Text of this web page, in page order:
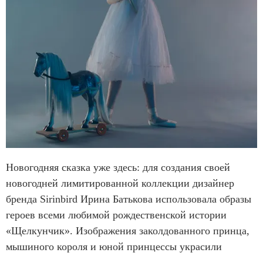
Новогодняя сказка уже здесь: для создания своей
новогодней лимитированной коллекции дизайнер
бренда Sirinbird Ирина Батькова использовала образы
героев всеми любимой рождественской истории
«Щелкунчик». Изображения заколдованного принца,
мышиного короля и юной принцессы украсили